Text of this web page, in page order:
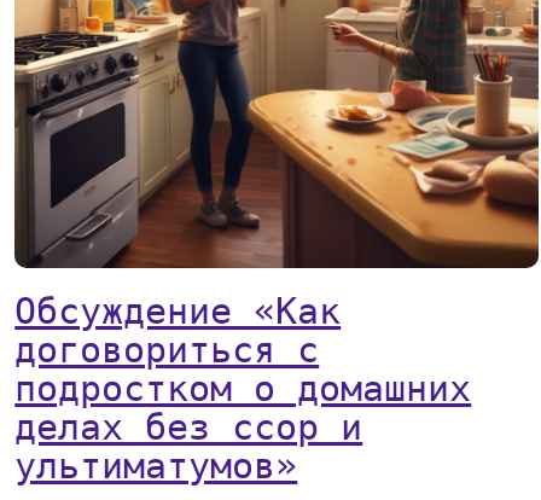
Обсуждение «Как
договориться с
подростком о домашних
делах без ссор и
ультиматумов»